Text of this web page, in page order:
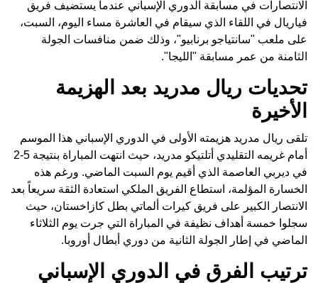
الانتصارات في مسابقة الدوري الإسباني عندما يستضيف فريق
فياريال في اللقاء الذي سيقام في العاشرة مساء اليوم، السبت،
على ملعب "سانتياجو برنابيو"، وذلك ضمن منافسات الجولة
الثامنة من عمر مسابقة "الليجا".
تحديات ريال مدريد بعد الهزيمة
الأخيرة
تلقى ريال مدريد هزيمته الأولى في الدوري الإسباني هذا الموسم
أمام غريمه التقليدي أتلتيكو مدريد، حيث انتهت المباراة بنتيجة 5-2
في ديربي العاصمة الذي أقيم يوم السبت الماضي. ورغم هذه
الخسارة المؤلمة، استطاع الفريق الملكي استعادة الثقة سريعاً بعد
الانتصار الكبير على فريق كيرات ألماتي بطل كازاخستان، حيث
سجلوا خمسة أهداف نظيفة في المباراة التي جرت يوم الثلاثاء
الماضي في إطار الجولة الثانية من دوري أبطال أوروبا.
ترتيب الفرق في الدوري الإسباني